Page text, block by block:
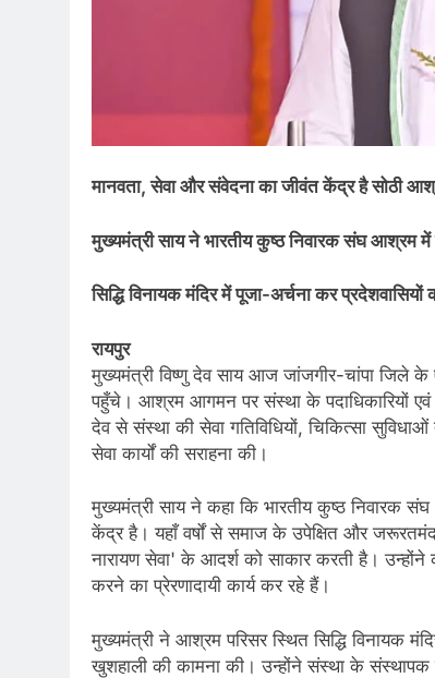
मानवता, सेवा और संवेदना का जीवंत केंद्र है सोठी
मुख्यमंत्री साय ने भारतीय कुष्ठ निवारक संघ आश्रम में
सिद्धि विनायक मंदिर में पूजा-अर्चना कर
रायपुर
मुख्यमंत्री विष्णु देव साय आज जांजगीर-चांपा जिले के
पहुँचे। आश्रम आगमन पर संस्था के पदाधिकारियों
देव से संस्था की सेवा गतिविधियों, चिकित्सा सुविधाओं
सेवा कार्यों की सराहना की।
मुख्यमंत्री साय ने कहा कि भारतीय कुष्ठ निवारक
केंद्र है। यहाँ वर्षों से समाज के उपेक्षित और
नारायण सेवा' के आदर्श को साकार करती है।
करने का प्रेरणादायी कार्य कर रहे हैं।
मुख्यमंत्री ने आश्रम परिसर स्थित सिद्धि विनायक
खुशहाली की कामना की। उन्होंने संस्था के संस्थापक